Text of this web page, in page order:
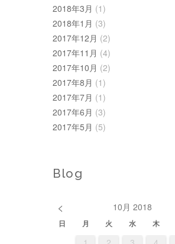
2018年3月 (1)
2018年1月 (3)
2017年12月 (2)
2017年11月 (4)
2017年10月 (2)
2017年8月 (1)
2017年7月 (1)
2017年6月 (3)
2017年5月 (5)
Blog
< 10月 2018
日 月 火 水 木